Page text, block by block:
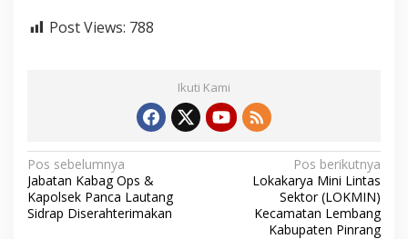
Post Views: 788
Ikuti Kami
N
a
v
Pos sebelumnya
Jabatan Kabag Ops &
Kapolsek Panca Lautang
Sidrap Diserahterimakan
Pos berikutnya
Lokakarya Mini Lintas
Sektor (LOKMIN)
Kecamatan Lembang
Kabupaten Pinrang